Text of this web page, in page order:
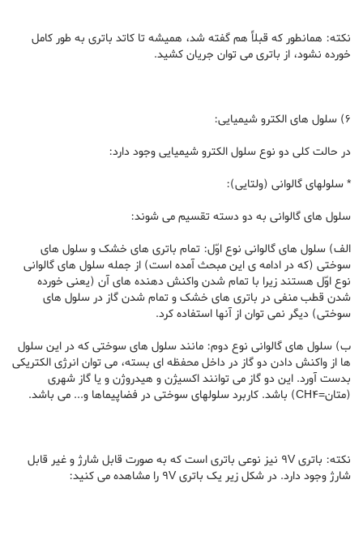
نکته: همانطور که قبلاً هم گفته شد، همیشه تا کاتد باتری به طور کامل
خورده نشود، از باتری می توان جریان کشید.
6) سلول های الکترو شیمیایی:
در حالت کلی دو نوع سلول الکترو شیمیایی وجود دارد:
* سلولهای گالوانی (ولتایی):
سلول های گالوانی به دو دسته تقسیم می شوند:
الف) سلول های گالوانی نوع اوّل: تمام باتری های خشک و سلول های
سوختی (که در ادامه ی این مبحث آمده است) از جمله سلول های گالوانی
نوع اوّل هستند زیرا با تمام شدن واکنش دهنده های آن (یعنی خورده
شدن قطب منفی در باتری های خشک و تمام شدن گاز در سلول های
سوختی) دیگر نمی توان از آنها استفاده کرد.
ب) سلول های گالوانی نوع دوم: مانند سلول های سوختی که در این سلول
ها از واکنش دادن دو گاز در داخل محفظه ای بسته، می توان انرژی الکتریکی
بدست آورد. این دو گاز می توانند اکسیژن و هیدروژن و یا گاز شهری
(متان=CH4) باشد. کاربرد سلولهای سوختی در فضاپیماها و... می باشد.
نکته: باتری 9V نیز نوعی باتری است که به صورت قابل شارژ و غیر قابل
شارژ وجود دارد. در شکل زیر یک باتری 9V را مشاهده می کنید: